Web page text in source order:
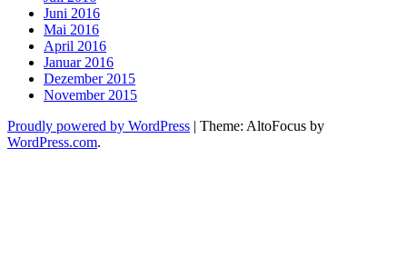
Juni 2016
Mai 2016
April 2016
Januar 2016
Dezember 2015
November 2015
Proudly powered by WordPress | Theme: AltoFocus by
WordPress.com.